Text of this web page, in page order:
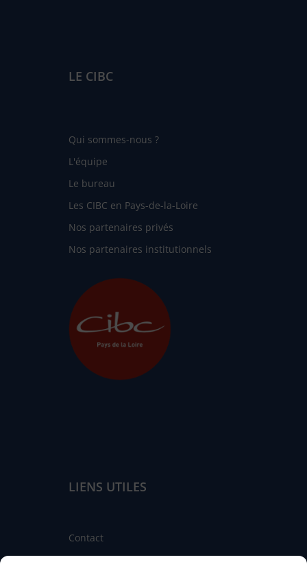
LE CIBC
Qui sommes-nous ?
L'équipe
Le bureau
Les CIBC en Pays-de-la-Loire
Nos partenaires privés
Nos partenaires institutionnels
LIENS UTILES
Contact
Linkedin